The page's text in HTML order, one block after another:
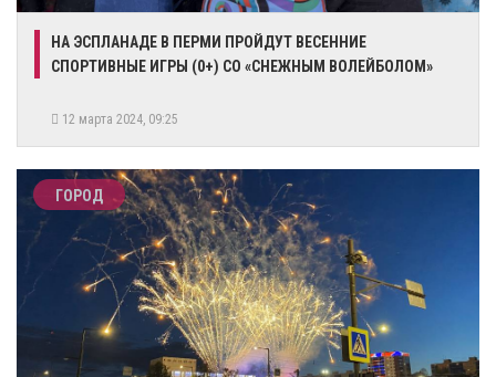
НА ЭСПЛАНАДЕ В ПЕРМИ ПРОЙДУТ ВЕСЕННИЕ
СПОРТИВНЫЕ ИГРЫ (0+) СО «СНЕЖНЫМ ВОЛЕЙБОЛОМ»
12 марта 2024, 09:25
ГОРОД